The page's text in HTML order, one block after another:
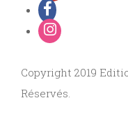
Copyright 2019
Réservés.